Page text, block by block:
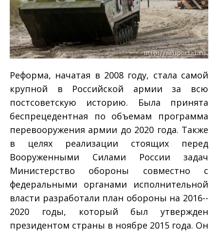
Реформа, начатая в 2008 году, стала самой
крупной в Российской армии за всю
постсоветскую историю. Была принята
беспрецедентная по объемам программа
перевооружения армии до 2020 года. Также
в целях реализации стоящих перед
Вооруженными Силами России задач
Министерство обороны совместно с
федеральными органами исполнительной
власти разработали план обороны на 2016-­
2020 годы, который был утвержден
президентом страны в ноябре 2015 года. Он